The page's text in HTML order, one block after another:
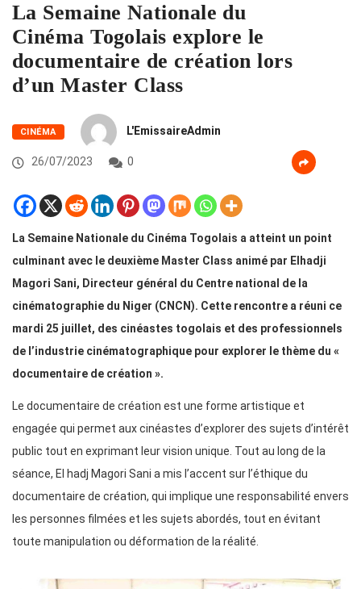
La Semaine Nationale du
Cinéma Togolais explore le
documentaire de création lors
d’un Master Class
CINÉMA L'EmissaireAdmin
26/07/2023 0
La Semaine Nationale du Cinéma Togolais a atteint un point
culminant avec le deuxième Master Class animé par Elhadji
Magori Sani, Directeur général du Centre national de la
cinématographie du Niger (CNCN). Cette rencontre a réuni ce
mardi 25 juillet, des cinéastes togolais et des professionnels
de l’industrie cinématographique pour explorer le thème du «
documentaire de création ».
Le documentaire de création est une forme artistique et
engagée qui permet aux cinéastes d’explorer des sujets d’intérêt
public tout en exprimant leur vision unique. Tout au long de la
séance, El hadj Magori Sani a mis l’accent sur l’éthique du
documentaire de création, qui implique une responsabilité envers
les personnes filmées et les sujets abordés, tout en évitant
toute manipulation ou déformation de la réalité.